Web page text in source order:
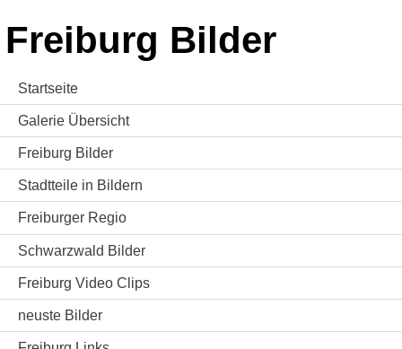
Freiburg Bilder
Startseite
Galerie Übersicht
Freiburg Bilder
Stadtteile in Bildern
Freiburger Regio
Schwarzwald Bilder
Freiburg Video Clips
neuste Bilder